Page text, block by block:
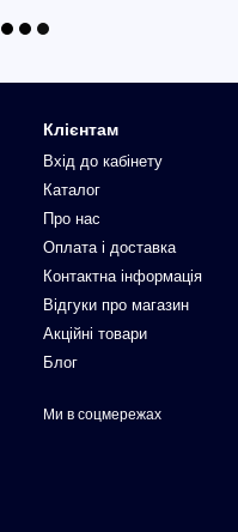
Клієнтам
Вхід до кабінету
Каталог
Про нас
Оплата і доставка
Контактна інформація
Відгуки про магазин
Акційні товари
Блог
Ми в соцмережах